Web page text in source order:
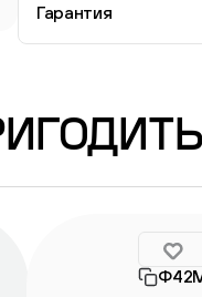
Гарантия